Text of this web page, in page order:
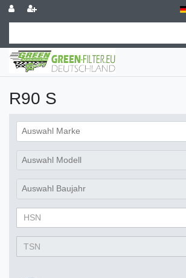
R90 S
Auswahl Marke
Auswahl Modell
Auswahl Baujahr